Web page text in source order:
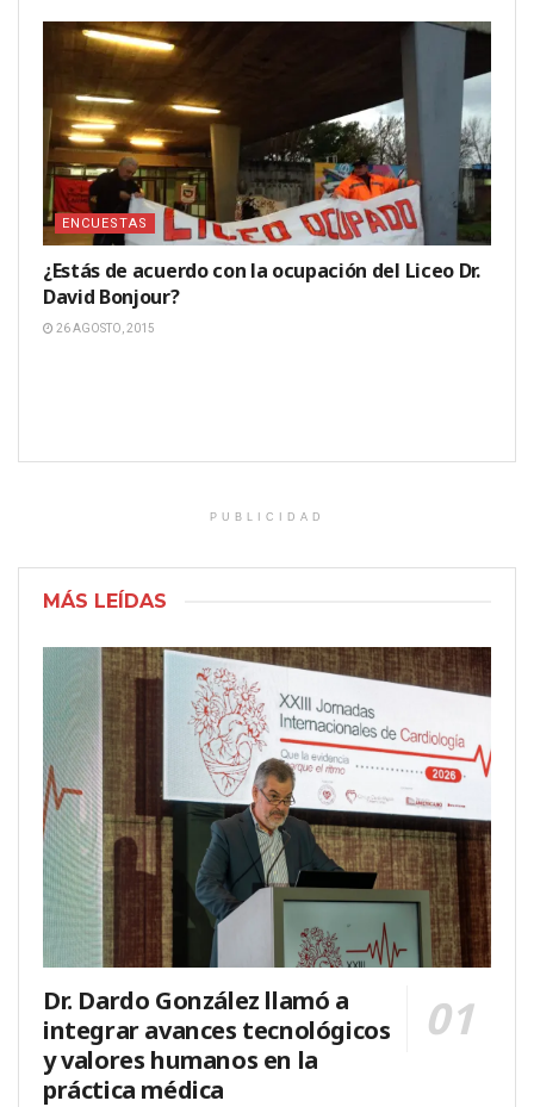
ENCUESTAS
¿Estás de acuerdo con la ocupación del Liceo Dr.
David Bonjour?
26 AGOSTO, 2015
PUBLICIDAD
MÁS LEÍDAS
Dr. Dardo González llamó a
integrar avances tecnológicos
y valores humanos en la
práctica médica